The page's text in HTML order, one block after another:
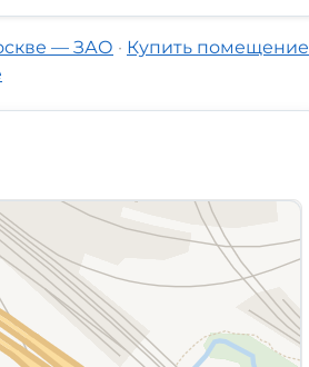
— ЗАО · Купить помещение